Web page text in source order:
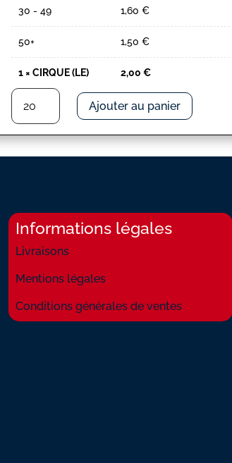
30 - 49 1,60 €
50+ 1,50 €
1 ×CIRQUE (LE) 2,00 €
quantité
CIRQUE
(LE)
Ajouter au panier
Informations légales
Livraisons
Mentions légales
Conditions générales de ventes